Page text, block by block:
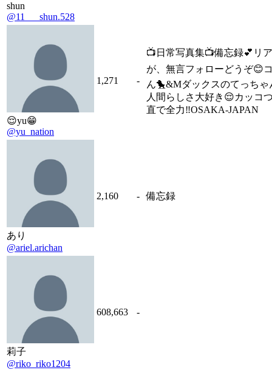
shun
@11___shun.528
😌yu😁
@yu_nation
1,271 -
📺日常写真集📺備忘録💕リ
が、無言フォローどうぞ😊
ん🐤&Mダックスのてっち
人間らしさ大好き😌カッコ
直で全力‼️OSAKA-JAPAN
あり
@ariel.arichan
2,160 - 備忘録
莉子
@riko_riko1204
608,663 -